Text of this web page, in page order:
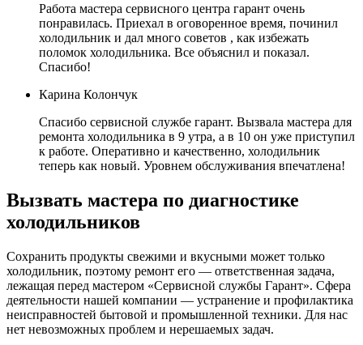
Работа мастера сервисного центра гарант очень
понравилась. Приехал в оговоренное время, починил
холодильник и дал много советов , как избежать
поломок холодильника. Все объяснил и показал.
Спасибо!
Карина Колончук
Спасибо сервисной службе гарант. Вызвала мастера для
ремонта холодильника в 9 утра, а в 10 он уже приступил
к работе. Оперативно и качественно, холодильник
теперь как новый. Уровнем обслуживания впечатлена!
Вызвать мастера по диагностике
холодильников
Сохранить продукты свежими и вкусными может только
холодильник, поэтому ремонт его — ответственная задача,
лежащая перед мастером «Сервисной службы Гарант». Сфера
деятельности нашей компании — устранение и профилактика
неисправностей бытовой и промышленной техники. Для нас
нет невозможных проблем и нерешаемых задач.